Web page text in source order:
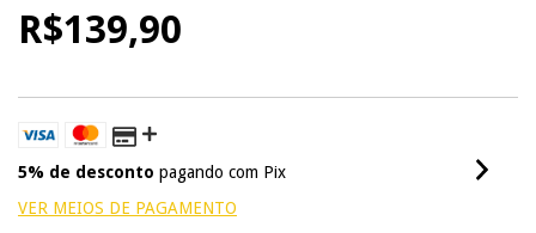
R$139,90
5% de desconto pagando com Pix
VER MEIOS DE PAGAMENTO